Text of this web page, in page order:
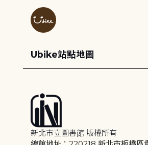
Ubike站點地圖
新北市立圖書館 版權所有